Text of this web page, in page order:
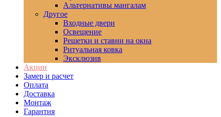
Альтернативы мангалам
Другое
Входные двери
Освещение
Решетки и ставни на окна
Ритуальная ковка
Эксклюзив
Акции
Замер и расчет
Оплата
Доставка
Монтаж
Гарантия